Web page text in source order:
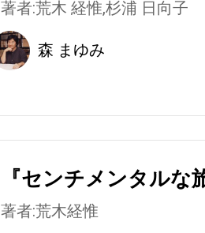
著者:荒木 経惟,杉浦 日向子
森 まゆみ
『センチメンタルな
著者:荒木経惟